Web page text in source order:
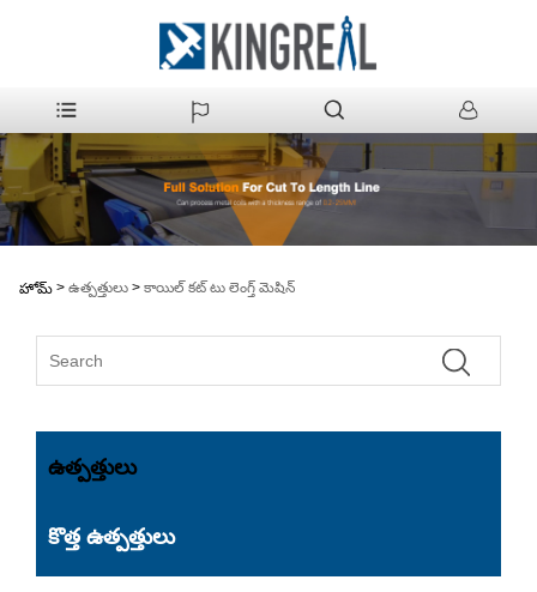
హోమ్ > ఉత్పత్తులు > కాయిల్ కట్ టు లెంగ్త్ మెషిన్
ఉత్పత్తులు
కొత్త ఉత్పత్తులు